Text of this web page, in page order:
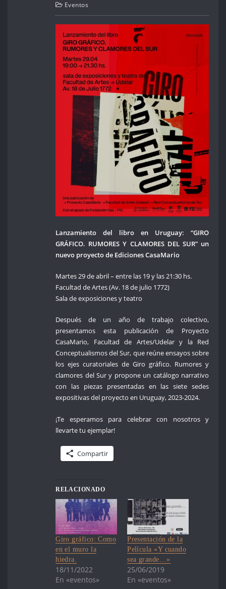
Eventos
Lanzamiento del libro en Uruguay: “GIRO
GRÁFICO. RUMORES Y CLAMORES DEL SUR” un
nuevo proyecto de Ediciones CasaMario
Martes 29 de abril – entre las 19 y las 21:30 hs.
Facultad de Artes (Av. 18 de julio 1772)
Sala de exposiciones y teatro
Después de un año de trabajo colectivo,
presentamos esta publicación de Proyecto
CasaMario, Facultad de Artes/Udelar y la Red
Conceptualismos del Sur, que reúne ensayos sobre
los ejes curatoriales de Giro gráfico. Rumores y
clamores del Sur y propone un catálogo narrativo
con las piezas presentadas en las siete sedes
expositivas del proyecto en Uruguay, 2023-2024.
¡Te esperamos para celebrar con nosotros y
llevarte tu ejemplar!
Compartir
RELACIONADO
Giro gráfico: Como
en el muro la
hiedra.
18/11/2022
En «eventos»
Presentación de la
Película «Y cuando
sea grande…»
25/06/2019
En «eventos»